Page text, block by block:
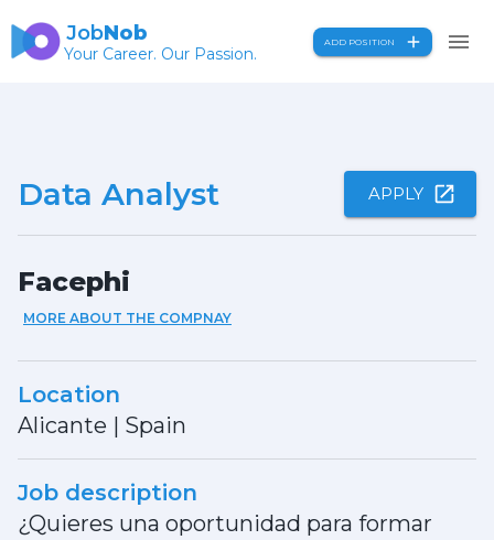
JobNob
Your Career. Our Passion.
ADD POSITION
Data Analyst APPLY
Facephi
MORE ABOUT THE COMPNAY
Location
Alicante | Spain
Job description
¿Quieres una oportunidad para formar